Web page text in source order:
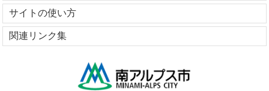
サイトの使い方
関連リンク集